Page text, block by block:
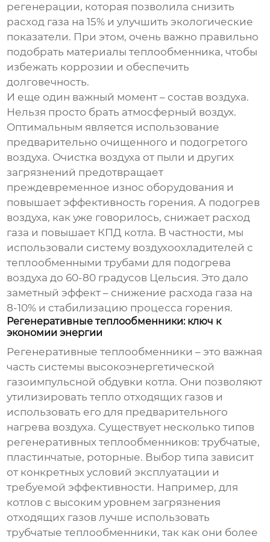
регенерации, которая позволила снизить
расход газа на 15% и улучшить экологические
показатели. При этом, очень важно правильно
подобрать материалы теплообменника, чтобы
избежать коррозии и обеспечить
долговечность.
И еще один важный момент – состав воздуха.
Нельзя просто брать атмосферный воздух.
Оптимальным является использование
предварительно очищенного и подогретого
воздуха. Очистка воздуха от пыли и других
загрязнений предотвращает
преждевременное износ оборудования и
повышает эффективность горения. А подогрев
воздуха, как уже говорилось, снижает расход
газа и повышает КПД котла. В частности, мы
использовали систему воздухоохладителей с
теплообменными трубами для подогрева
воздуха до 60-80 градусов Цельсия. Это дало
заметный эффект – снижение расхода газа на
8-10% и стабилизацию процесса горения.
Регенеративные теплообменники: ключ к
экономии энергии
Регенеративные теплообменники – это важная
часть системы высокоэнергетической
газоимпульсной обдувки котла. Они позволяют
утилизировать тепло отходящих газов и
использовать его для предварительного
нагрева воздуха. Существует несколько типов
регенеративных теплообменников: трубчатые,
пластинчатые, роторные. Выбор типа зависит
от конкретных условий эксплуатации и
требуемой эффективности. Например, для
котлов с высоким уровнем загрязнения
отходящих газов лучше использовать
трубчатые теплообменники, так как они более